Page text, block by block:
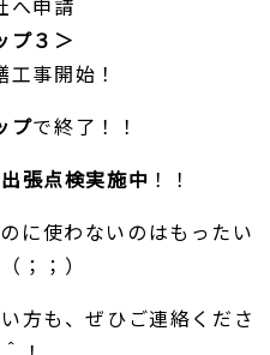
へ申請
プ３＞
事開始！
プで終了！！
張点検実施中 ！！
に使わないのはもったい
；；）
方も、ぜひご連絡くださ